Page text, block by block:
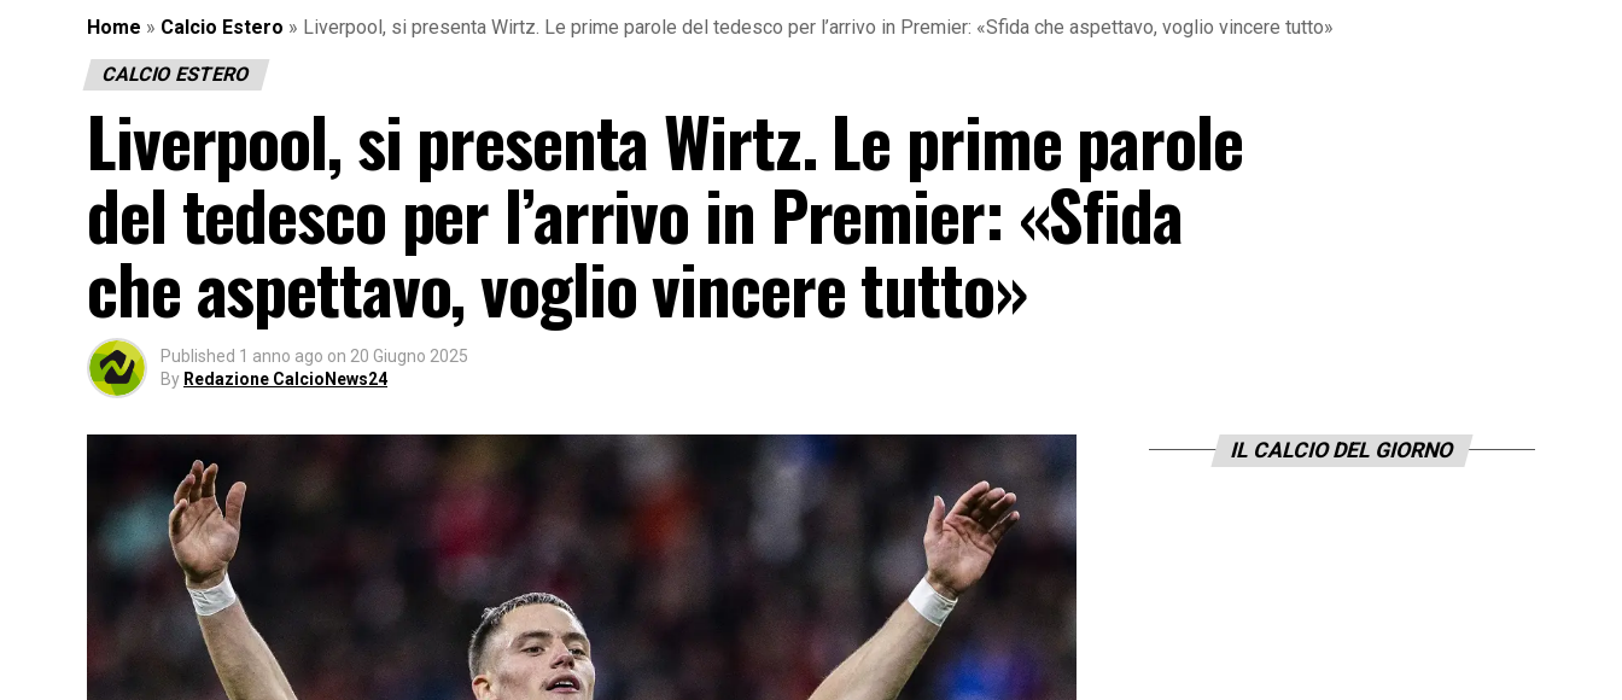
Home » Calcio Estero » Liverpool, si presenta Wirtz. Le prime parole del tedesco per l’arrivo in Premier: «Sfida che aspettavo, voglio vincere tutto»
CALCIO ESTERO
Liverpool, si presenta Wirtz. Le prime parole
del tedesco per l’arrivo in Premier: «Sfida
che aspettavo, voglio vincere tutto»
Published 1 anno ago on 20 Giugno 2025
By Redazione CalcioNews24
IL CALCIO DEL GIORNO